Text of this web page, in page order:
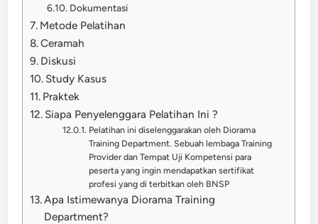
Dokumentasi
Metode Pelatihan
Ceramah
Diskusi
Study Kasus
Praktek
Siapa Penyelenggara Pelatihan Ini ?
Pelatihan ini diselenggarakan oleh Diorama
Training Department. Sebuah lembaga Training
Provider dan Tempat Uji Kompetensi para
peserta yang ingin mendapatkan sertifikat
profesi yang di terbitkan oleh BNSP
Apa Istimewanya Diorama Training
Department?